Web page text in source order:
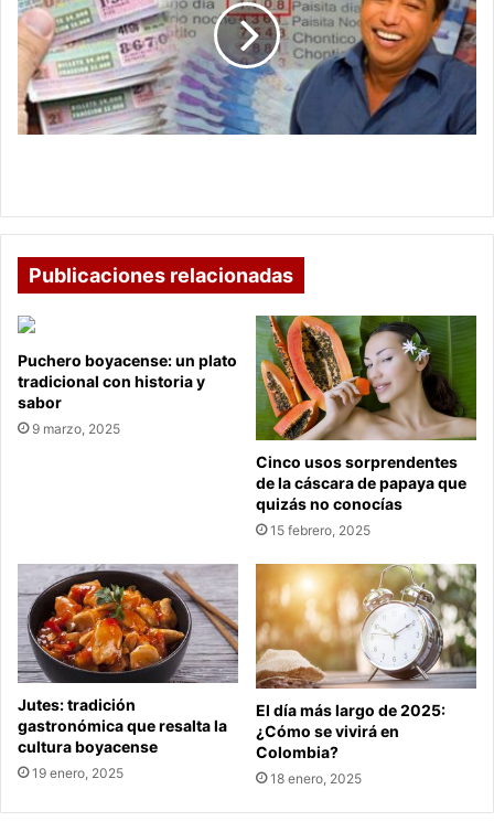
la
Suerte
de
Diomedes
Díaz
para
Apueste
por
la
Publicaciones relacionadas
Puchero boyacense: un plato
tradicional con historia y
sabor
9 marzo, 2025
Cinco usos sorprendentes
de la cáscara de papaya que
quizás no conocías
15 febrero, 2025
Jutes: tradición
gastronómica que resalta la
cultura boyacense
19 enero, 2025
El día más largo de 2025:
¿Cómo se vivirá en
Colombia?
18 enero, 2025